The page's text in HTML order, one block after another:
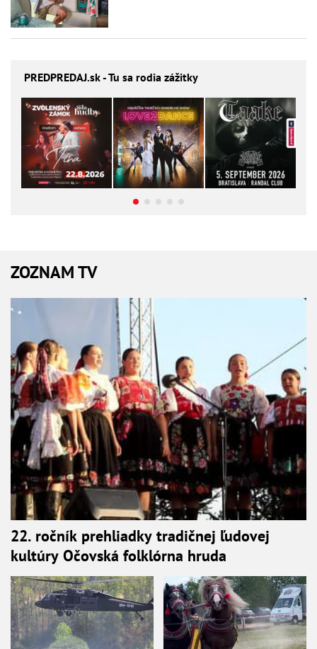
PREDPREDAJ.sk - Tu sa rodia zážitky
ZOZNAM TV
22. ročník prehliadky tradičnej ľudovej
kultúry Očovská folklórna hruda